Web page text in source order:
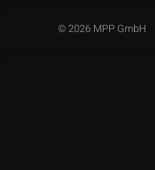
© 2026 MPP GmbH